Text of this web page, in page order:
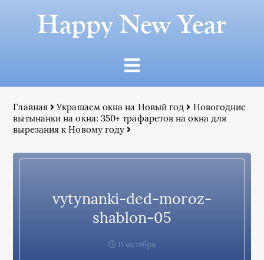
Happy New Year
Главная Украшаем окна на Новый год
Новогодние
вытынанки на окна: 350+ трафаретов на окна для
вырезания к Новому году
vytynanki-ded-moroz-
shablon-05
11 октября